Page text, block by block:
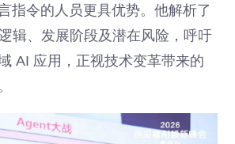
指令的人员更具优势。他解析了
辑、发展阶段及潜在风险，呼吁
AI 应用，正视技术变革带来的